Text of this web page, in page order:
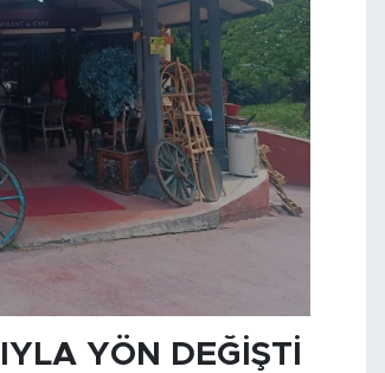
YÖN DEĞİŞTİ